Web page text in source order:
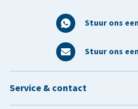
Stuur ons
Stuur ons
Service & contact